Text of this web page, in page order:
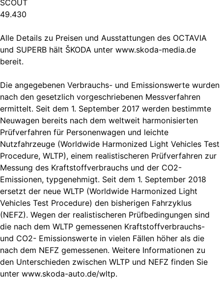
SCOUT
49.430
Alle Details zu Preisen und Ausstattungen des OCTAVIA
und SUPERB hält ŠKODA unter www.skoda-media.de
bereit.
Die angegebenen Verbrauchs- und Emissionswerte wurden
nach den gesetzlich vorgeschriebenen Messverfahren
ermittelt. Seit dem 1. September 2017 werden bestimmte
Neuwagen bereits nach dem weltweit harmonisierten
Prüfverfahren für Personenwagen und leichte
Nutzfahrzeuge (Worldwide Harmonized Light Vehicles Test
Procedure, WLTP), einem realistischeren Prüfverfahren zur
Messung des Kraftstoffverbrauchs und der CO2-
Emissionen, typgenehmigt. Seit dem 1. September 2018
ersetzt der neue WLTP (Worldwide Harmonized Light
Vehicles Test Procedure) den bisherigen Fahrzyklus
(NEFZ). Wegen der realistischeren Prüfbedingungen sind
die nach dem WLTP gemessenen Kraftstoffverbrauchs-
und CO2- Emissionswerte in vielen Fällen höher als die
nach dem NEFZ gemessenen. Weitere Informationen zu
den Unterschieden zwischen WLTP und NEFZ finden Sie
unter www.skoda-auto.de/wltp.